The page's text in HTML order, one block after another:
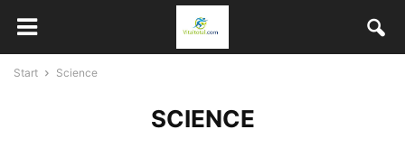
Start Science
SCIENCE